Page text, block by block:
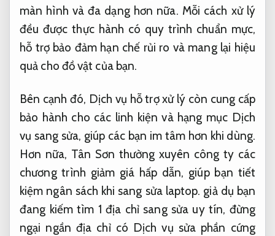
màn hình và đa dạng hơn nữa. Mỗi cách xử lý
đều được thực hành có quy trình chuẩn mực,
hỗ trợ bảo đảm hạn chế rủi ro và mang lại hiệu
quả cho đồ vật của bạn.
Bên cạnh đó, Dịch vụ hỗ trợ xử lý còn cung cấp
bảo hành cho các linh kiện và hạng mục Dịch
vụ sang sửa, giúp các bạn im tâm hơn khi dùng.
Hơn nữa, Tân Sơn thường xuyên công ty các
chương trình giảm giá hấp dẫn, giúp bạn tiết
kiệm ngân sách khi sang sửa laptop. giả dụ bạn
đang kiếm tìm 1 địa chỉ sang sửa uy tín, đừng
ngại ngần địa chỉ có Dịch vụ sửa phần cứng